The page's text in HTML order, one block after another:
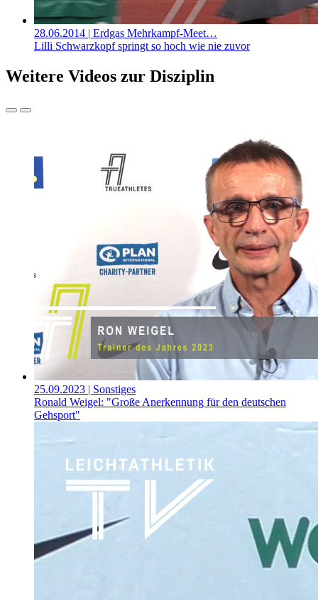
28.06.2014 | Erdgas Mehrkampf-Meet…
Lilli Schwarzkopf springt so hoch wie nie zuvor
Weitere Videos zur Disziplin
25.09.2023 | Sonstiges
Ronald Weigel: "Große Anerkennung für den deutschen
Gehsport"